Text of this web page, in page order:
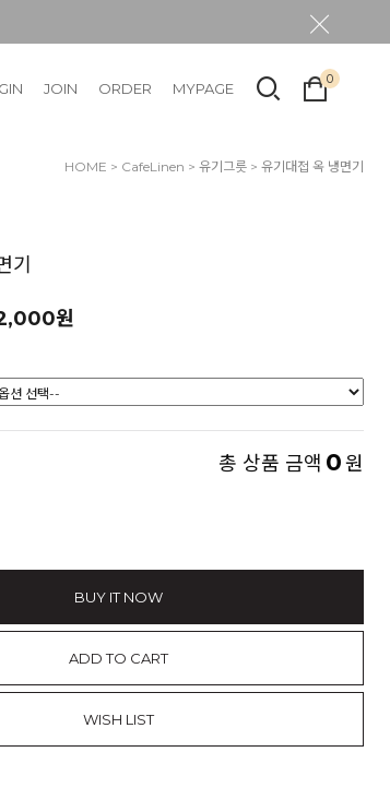
JOIN ORDER MYPAGE
0
HOME > CafeLinen > 유기그릇 > 유기대접 옥 냉면기
기
원
총 상품 금액 0원
BUY IT NOW
ADD TO CART
WISH LIST